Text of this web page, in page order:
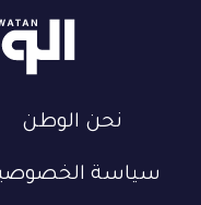
نحن الوطن
سياسة